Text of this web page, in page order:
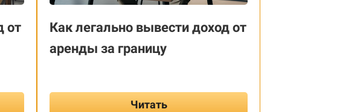
от
Как легально вывести доход от
аренды за границу
Читать